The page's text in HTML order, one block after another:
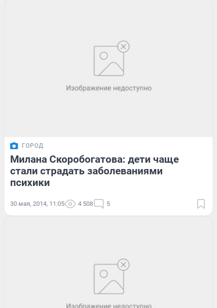
ГОРОД
Милана Скоробогатова: дети чаще
стали страдать заболеваниями
психики
30 мая, 2014, 11:05 4 508 5